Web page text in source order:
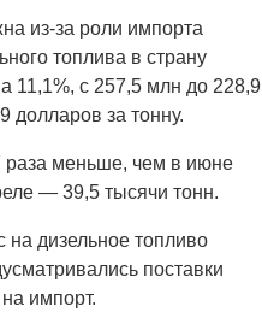
из-за роли импорта
топлива в страну
11,1%, с 257,5 млн до 228,9
за тонну.
раза меньше, чем в июне
— 39,5 тысячи тонн.
дизельное топливо
поставки
импорт.